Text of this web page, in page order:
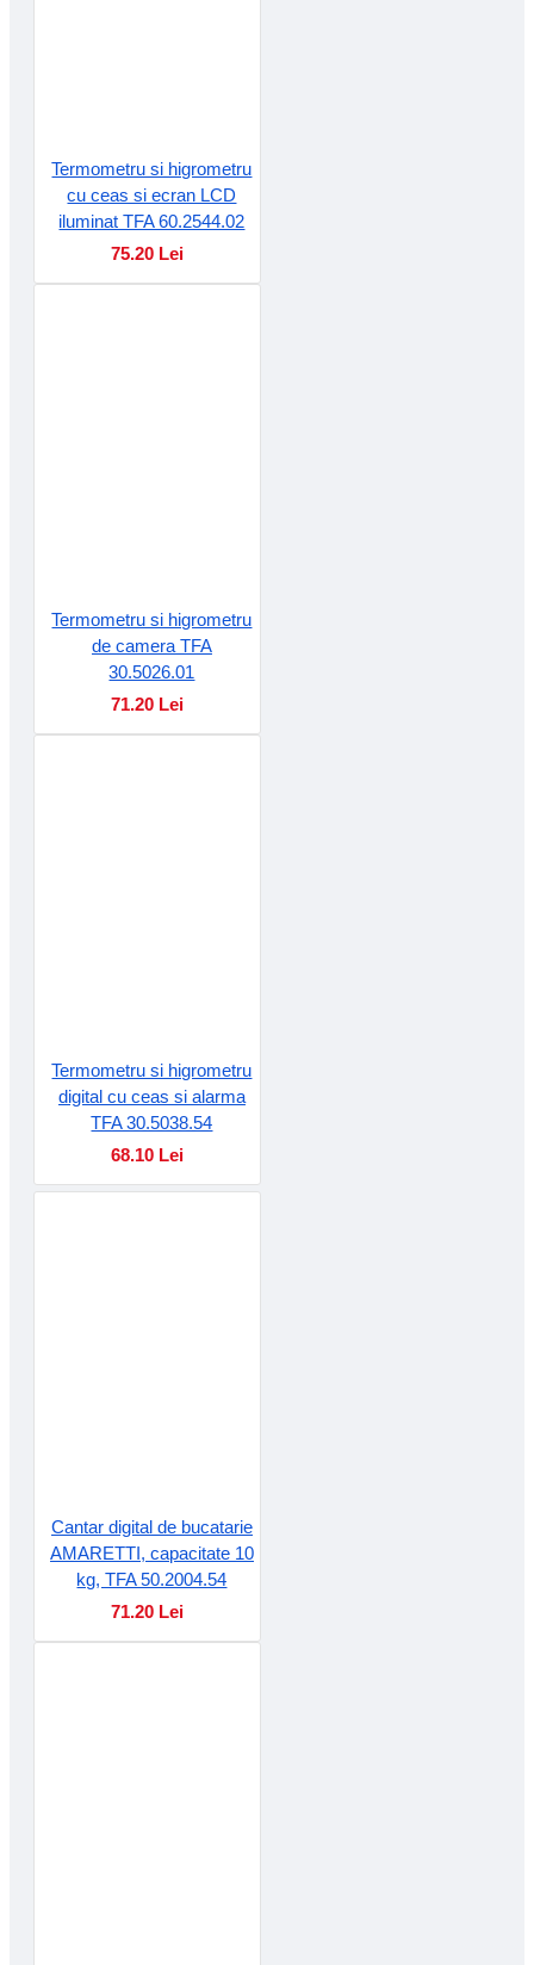
Termometru si higrometru
cu ceas si ecran LCD
iluminat TFA 60.2544.02
75.20 Lei
Termometru si higrometru
de camera TFA
30.5026.01
71.20 Lei
Termometru si higrometru
digital cu ceas si alarma
TFA 30.5038.54
68.10 Lei
Cantar digital de bucatarie
AMARETTI, capacitate 10
kg, TFA 50.2004.54
71.20 Lei